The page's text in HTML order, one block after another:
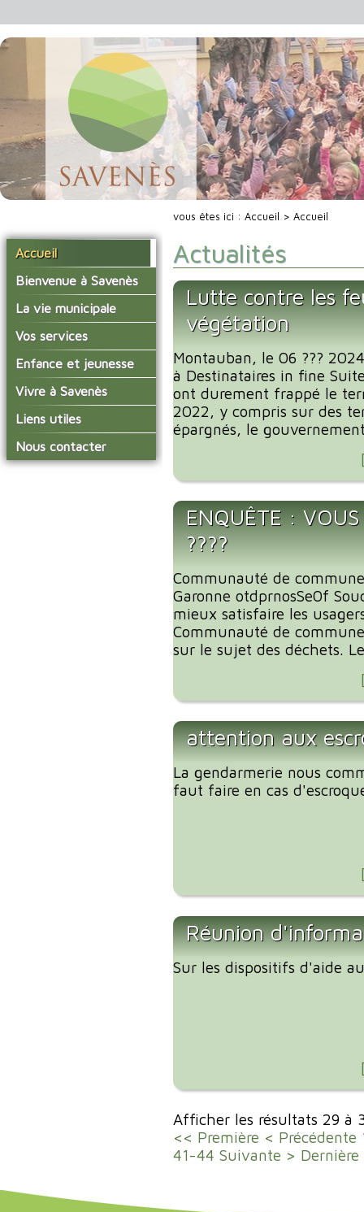
Accueil
Bienvenue à Savenès
Situer Savenès
Savenès en chiffre
L'histoire du village
Actualités de Savenès
sur ladepeche.fr
La vie municipale
Vos élus
Les compte-rendus du
conseil municipal
Les commissions
Les diverses
délégations/syndicats
L'urbanisme
Vos services
La mairie
Le service technique
Les services de l'école
Les installations
municipales
La collecte des ordures
Enfance et jeunesse
L'école primaire
La garderie et la cantine
Le temps périscolaire
La petite enfance
Vivre à Savenès
Agenda Salle des Fetes
Liens utiles
Communauté de
Communes Grand Sud
Tarn et Garonne
Nous contacter
vous êtes ici : Accueil > Accueil
Actualités
Lutte contre les
végétation
Montauban, le 06 ???
à Destinataires in fine
ont durement frappé le
2022, y compris sur des
épargnés, le
ENQUÊTE :
????
Communauté de
Garonne otdprnosSe0f
mieux satisfaire les
Communauté de
sur le sujet des déchets.
attention aux
La gendarmerie nous
faut faire en cas
Réunion
Sur les dispositifs d'aide
Afficher les résultats 29 à
<< Première < Précédente
41-44 Suivante >